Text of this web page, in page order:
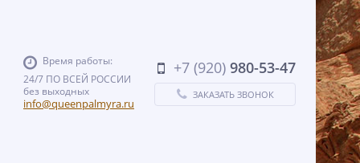
Время работы:
24/7 ПО ВСЕЙ РОССИИ
без выходных
info@queenpalmyra.ru
+7 (920) 980-53-47
ЗАКАЗАТЬ ЗВОНОК